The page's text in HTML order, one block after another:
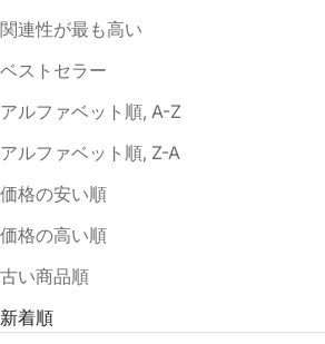
関連性が最も高い
ベストセラー
アルファベット順, A-Z
アルファベット順, Z-A
価格の安い順
価格の高い順
古い商品順
新着順